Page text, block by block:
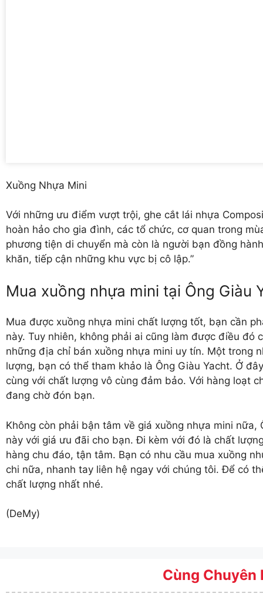
Xuồng Nhựa Mini
Với những ưu điểm vượt trội, ghe cắt lái nhựa
hoàn hảo cho gia đình, các tổ chức, cơ quan trong
phương tiện di chuyển mà còn là người bạn đồng
khăn, tiếp cận những khu vực bị cô lập.”
Mua xuồng nhựa mini tại Ông Giàu
Mua được xuồng nhựa mini chất lượng tốt, bạn cần
này. Tuy nhiên, không phải ai cũng làm được điều đó
những địa chỉ bán xuồng nhựa mini uy tín. Một trong
lượng, bạn có thể tham khảo là Ông Giàu Yacht. Ở
cùng với chất lượng vô cùng đảm bảo. Với hàng loạt
đang chờ đón bạn.
Không còn phải bận tâm về giá xuồng nhựa mini nữa,
này với giá ưu đãi cho bạn. Đi kèm với đó là chất
hàng chu đáo, tận tâm. Bạn có nhu cầu mua xuồng
chi nữa, nhanh tay liên hệ ngay với chúng tôi. Để có
chất lượng nhất nhé.
(DeMy)
Cùng Chuyên